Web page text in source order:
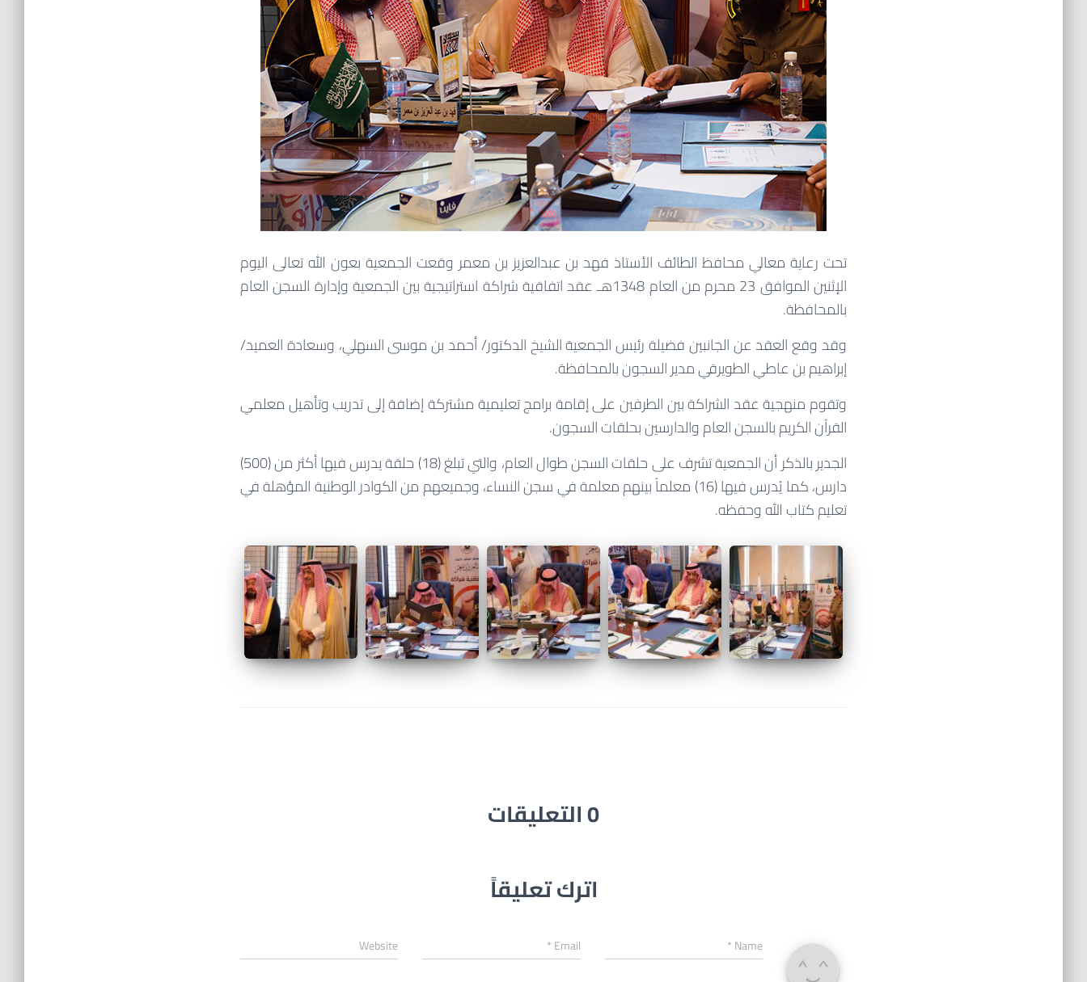
تحت رعاية معالي محافظ الطائف الأستاذ فهد بن عبدالعزيز بن معمر وقعت الجمعية بعون الله تعالى اليوم
الإثنين الموافق 23 محرم من العام 1348هـ عقد اتفاقية شراكة استراتيجية بين الجمعية وإدارة السجن العام
بالمحافظة.
وقد وقع العقد عن الجانبين فضيلة رئيس الجمعية الشيخ الدكتور/ أحمد بن موسى السهلي، وسعادة العميد/
إبراهيم بن عاطي الطويرقي مدير السجون بالمحافظة.
وتقوم منهجية عقد الشراكة بين الطرفين على إقامة برامج تعليمية مشتركة إضافة إلى تدريب وتأهيل معلمي
القرآن الكريم بالسجن العام والدارسين بحلقات السجون.
الجدير بالذكر أن الجمعية تشرف على حلقات السجن طوال العام، والتي تبلغ (18) حلقة يدرس فيها أكثر من (500)
دارس، كما يُدرس فيها (16) معلماً بينهم معلمة في سجن النساء، وجميعهم من الكوادر الوطنية المؤهلة في
تعليم كتاب الله وحفظه.
0 التعليقات
اترك تعليقاً
Name
*
Email
*
Website